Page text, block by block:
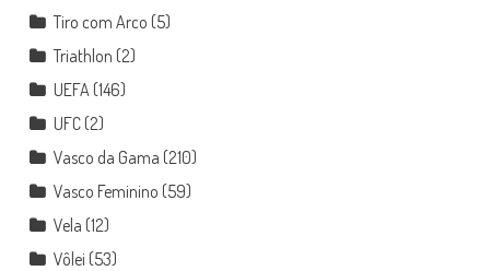
Tiro com Arco (5)
Triathlon (2)
UEFA (146)
UFC(2)
Vasco da Gama (210)
Vasco Feminino (59)
Vela (12)
Vôlei (53)